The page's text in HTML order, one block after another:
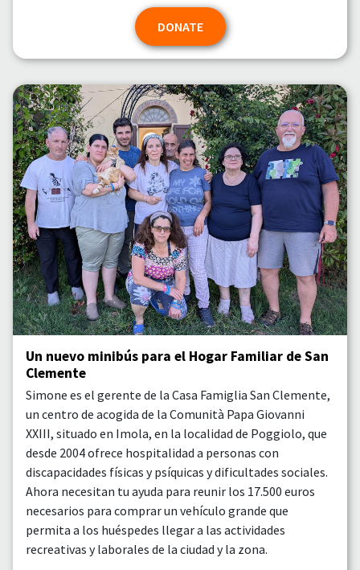
DONATE
Un nuevo minibús para el Hogar Familiar de San
Clemente
Simone es el gerente de la Casa Famiglia San Clemente,
un centro de acogida de la Comunità Papa Giovanni
XXIII, situado en Imola, en la localidad de Poggiolo, que
desde 2004 ofrece hospitalidad a personas con
discapacidades físicas y psíquicas y dificultades sociales.
Ahora necesitan tu ayuda para reunir los 17.500 euros
necesarios para comprar un vehículo grande que
permita a los huéspedes llegar a las actividades
recreativas y laborales de la ciudad y la zona.